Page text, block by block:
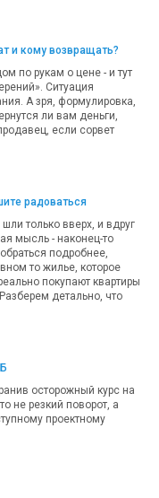
и кому возвращать?
по рукам о цене - и тут
Ситуация
А зря, формулировка,
ли вам деньги,
если сорвет
радоваться
только вверх, и вдруг
мысль - наконец-то
подробнее,
то жилье, которое
покупают квартиры
детально, что
осторожный курс на
не резкий поворот, а
проектному